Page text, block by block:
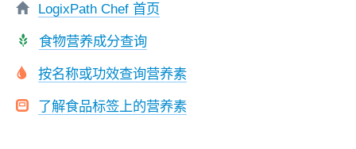
LogixPath Chef 首页
食物营养成分查询
按名称或功效查询营养素
了解食品标签上的营养素